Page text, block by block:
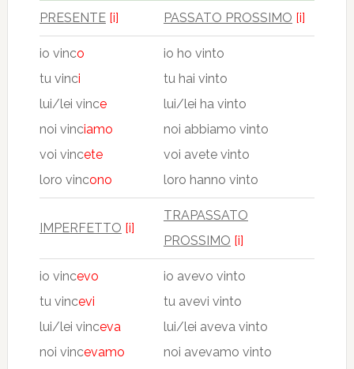
PRESENTE [i] PASSATO PROSSIMO [i]
io vinco
tu vinci
lui/lei vince
noi vinciamo
voi vincete
loro vincono
io ho vinto
tu hai vinto
lui/lei ha vinto
noi abbiamo vinto
voi avete vinto
loro hanno vinto
IMPERFETTO [i]
TRAPASSATO
PROSSIMO [i]
io vincevo
tu vincevi
lui/lei vinceva
noi vincevamo
io avevo vinto
tu avevi vinto
lui/lei aveva vinto
noi avevamo vinto